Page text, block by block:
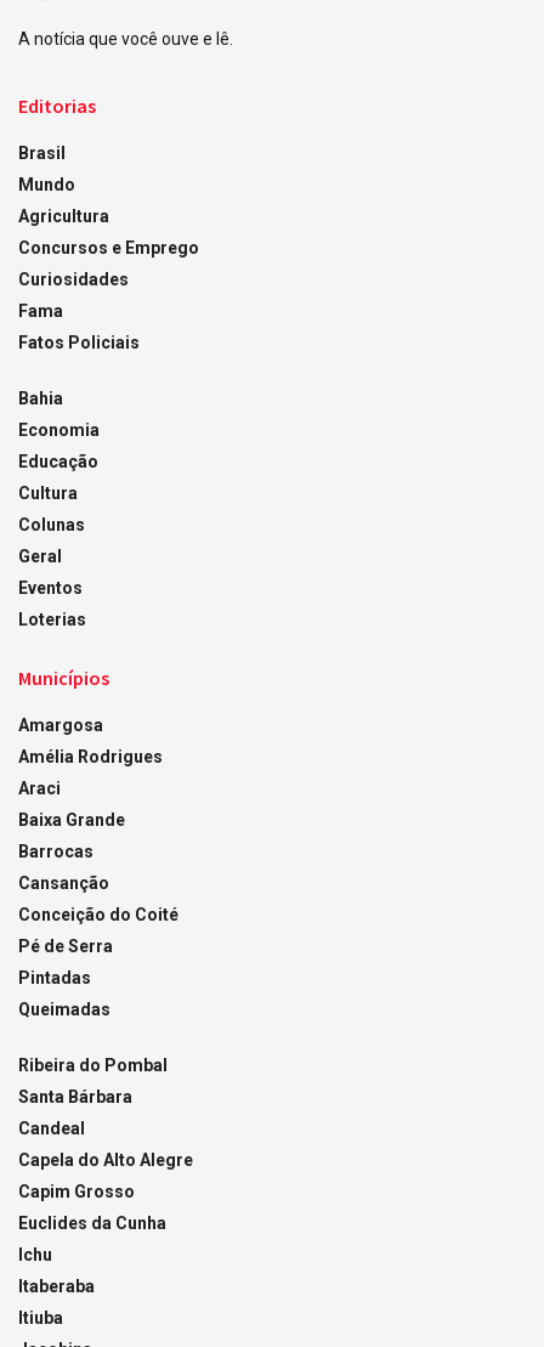
A notícia que você ouve e lê.
Editorias
Brasil
Mundo
Agricultura
Concursos e Emprego
Curiosidades
Fama
Fatos Policiais
Bahia
Economia
Educação
Cultura
Colunas
Geral
Eventos
Loterias
Municípios
Amargosa
Amélia Rodrigues
Araci
Baixa Grande
Barrocas
Cansanção
Conceição do Coité
Pé de Serra
Pintadas
Queimadas
Ribeira do Pombal
Santa Bárbara
Candeal
Capela do Alto Alegre
Capim Grosso
Euclides da Cunha
Ichu
Itaberaba
Itiuba